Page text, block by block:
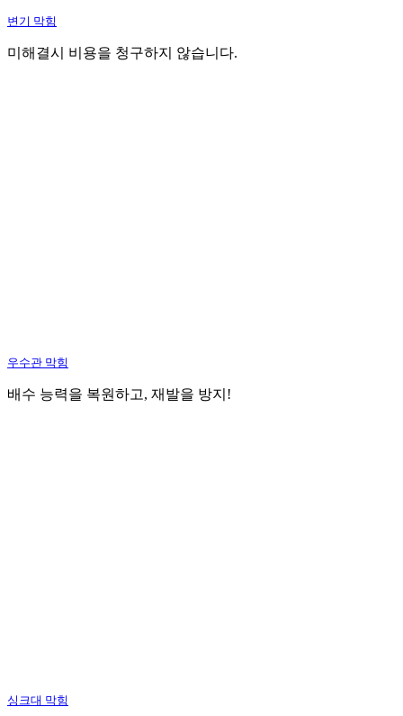
변기 막힘
미해결시 비용을 청구하지 않습니다.
우수관 막힘
배수 능력을 복원하고, 재발을 방지!
싱크대 막힘